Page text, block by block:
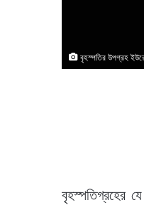
বৃহস্পতির উপগ্রহ
বৃহস্পতিগ্রহের